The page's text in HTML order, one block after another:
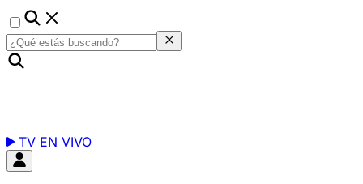
TV EN VIVO